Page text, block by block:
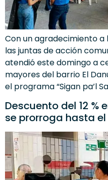
Con un agradecimiento a
las juntas de acción
atendió este domingo a
mayores del barrio El
el programa “Sigan pa’l
Descuento del 12 %
se prorroga hasta